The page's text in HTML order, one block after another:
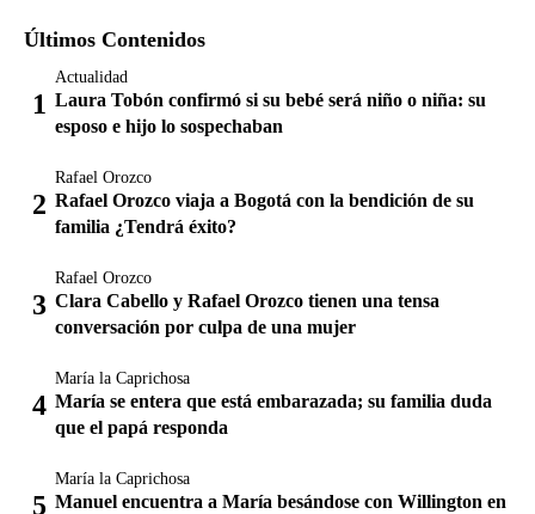
Últimos Contenidos
Actualidad
Laura Tobón confirmó si su bebé será niño o niña: su
esposo e hijo lo sospechaban
Rafael Orozco
Rafael Orozco viaja a Bogotá con la bendición de su
familia ¿Tendrá éxito?
Rafael Orozco
Clara Cabello y Rafael Orozco tienen una tensa
conversación por culpa de una mujer
María la Caprichosa
María se entera que está embarazada; su familia duda
que el papá responda
María la Caprichosa
Manuel encuentra a María besándose con Willington en